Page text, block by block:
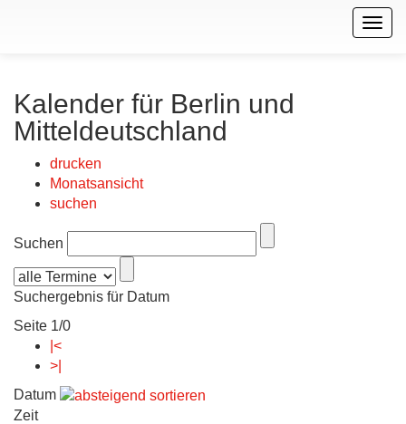
Kalender für Berlin und
Mitteldeutschland
drucken
Monatsansicht
suchen
Suchen
Suchergebnis für Datum
Seite 1/0
|<
>|
Datum
Zeit